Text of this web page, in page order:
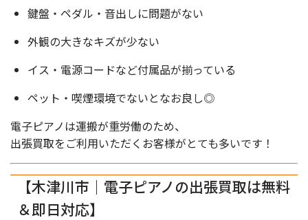
鍵盤・ペダル・音出しに問題がない
外観の大きなキズが少ない
イス・電源コードなど付属品が揃っている
ペット・喫煙環境でないとなお良し◎
電子ピアノは運搬が重労働のため、
出張買取をご利用いただくお客様がとても多いです！
【木津川市｜電子ピアノの出張買取は無料
＆即日対応】